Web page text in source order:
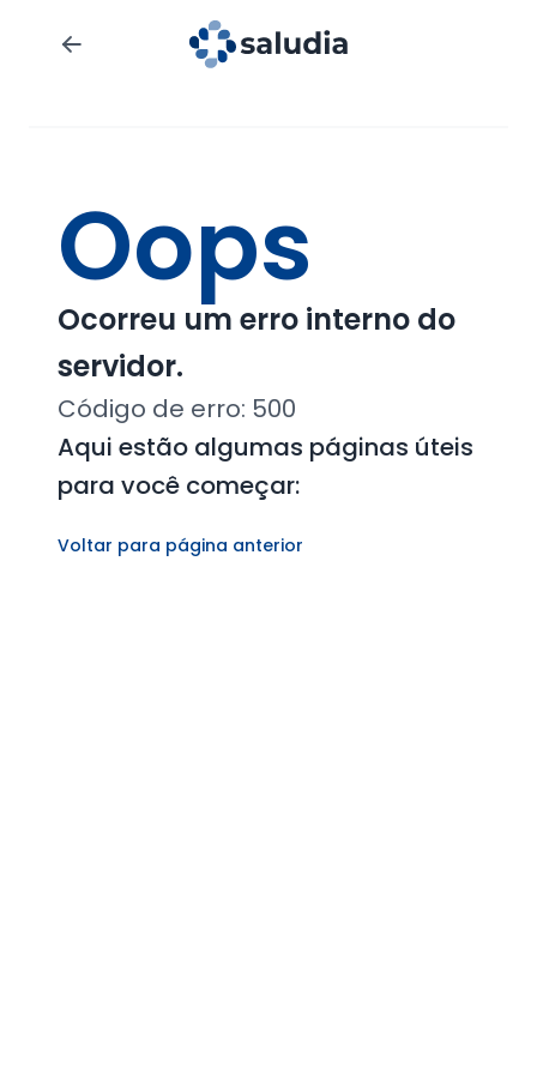
Oops
Ocorreu um erro interno do
servidor.
Código de erro: 500
Aqui estão algumas páginas úteis
para você começar:
Voltar para página anterior